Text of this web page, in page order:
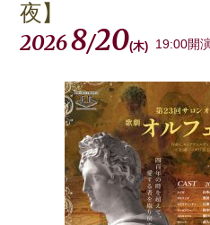
夜】
20268/20(木) 19:00開